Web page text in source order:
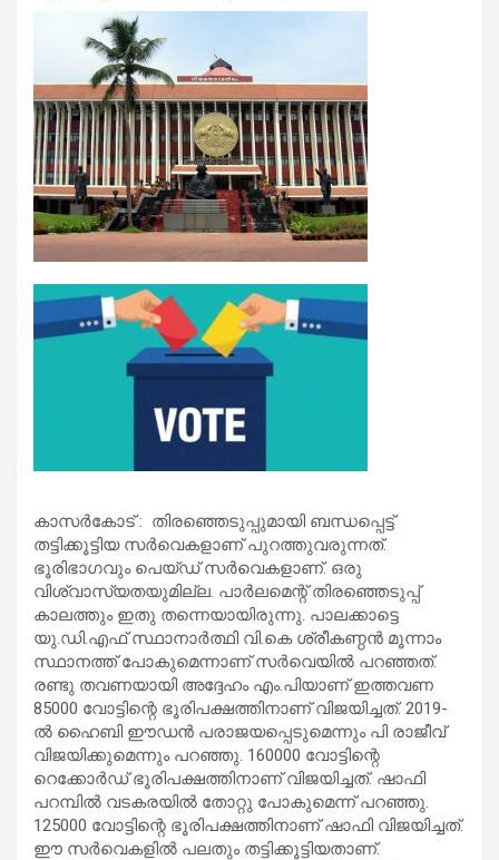
കാസര്‍കോട് : തിരഞ്ഞെടുപ്പുമായി ബന്ധപ്പെട്ട്
തട്ടിക്കൂട്ടിയ സര്‍വെകളാണ് പുറത്തുവരുന്നത്.
ഭൂരിഭാഗവും പെയ്ഡ് സര്‍വെകളാണ്. ഒരു
വിശ്വാസ്യതയുമില്ല. പാര്‍ലമെന്റ് തിരഞ്ഞെടുപ്പ്
കാലത്തും ഇതു തന്നെയായിരുന്നു. പാലക്കാട്ടെ
യു.ഡി.എഫ് സ്ഥാനാര്‍ത്ഥി വി.കെ ശ്രീകണ്ഠന്‍ മൂന്നാം
സ്ഥാനത്ത് പോകുമെന്നാണ് സര്‍വെയില്‍ പറഞ്ഞത്.
രണ്ടു തവണയായി അദ്ദേഹം എം.പിയാണ് ഇത്തവണ
85000 വോട്ടിന്റെ ഭൂരിപക്ഷത്തിനാണ് വിജയിച്ചത്. 2019-
ല്‍ ഹൈബി ഈഡന്‍ പരാജയപ്പെടുമെന്നും പി രാജീവ്
വിജയിക്കുമെന്നും പറഞ്ഞു. 160000 വോട്ടിന്റെ
റെക്കോര്‍ഡ് ഭൂരിപക്ഷത്തിനാണ് വിജയിച്ചത്. ഷാഫി
പറമ്പില്‍ വടകരയില്‍ തോറ്റു പോകുമെന്ന് പറഞ്ഞു.
125000 വോട്ടിന്റെ ഭൂരിപക്ഷത്തിനാണ് ഷാഫി വിജയിച്ചത്.
ഈ സര്‍വെകളില്‍ പലതും തട്ടിക്കൂട്ടിയതാണ്.